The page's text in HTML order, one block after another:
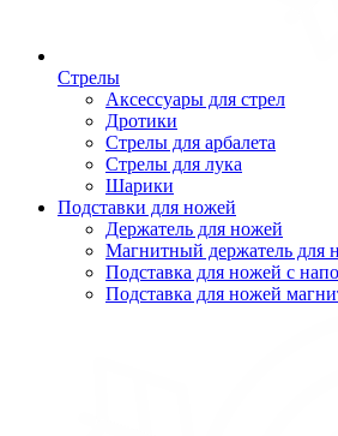
Стрелы
Аксессуары для стрел
Дротики
Стрелы для арбалета
Стрелы для лука
Шарики
Подставки для ножей
Держатель для ножей
Магнитный держатель для
Подставка для ножей с
Подставка для ножей